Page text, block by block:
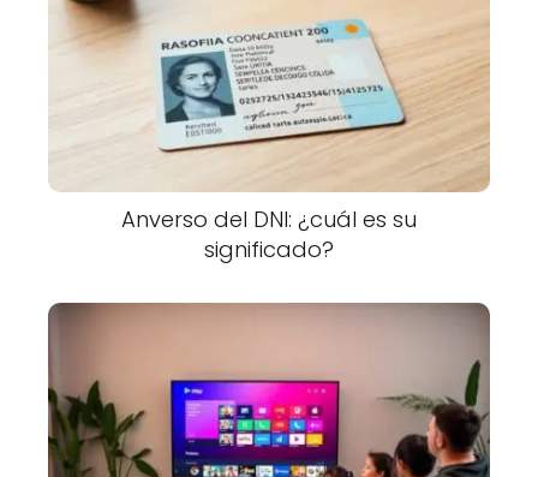
Anverso del DNI: ¿cuál es su
significado?